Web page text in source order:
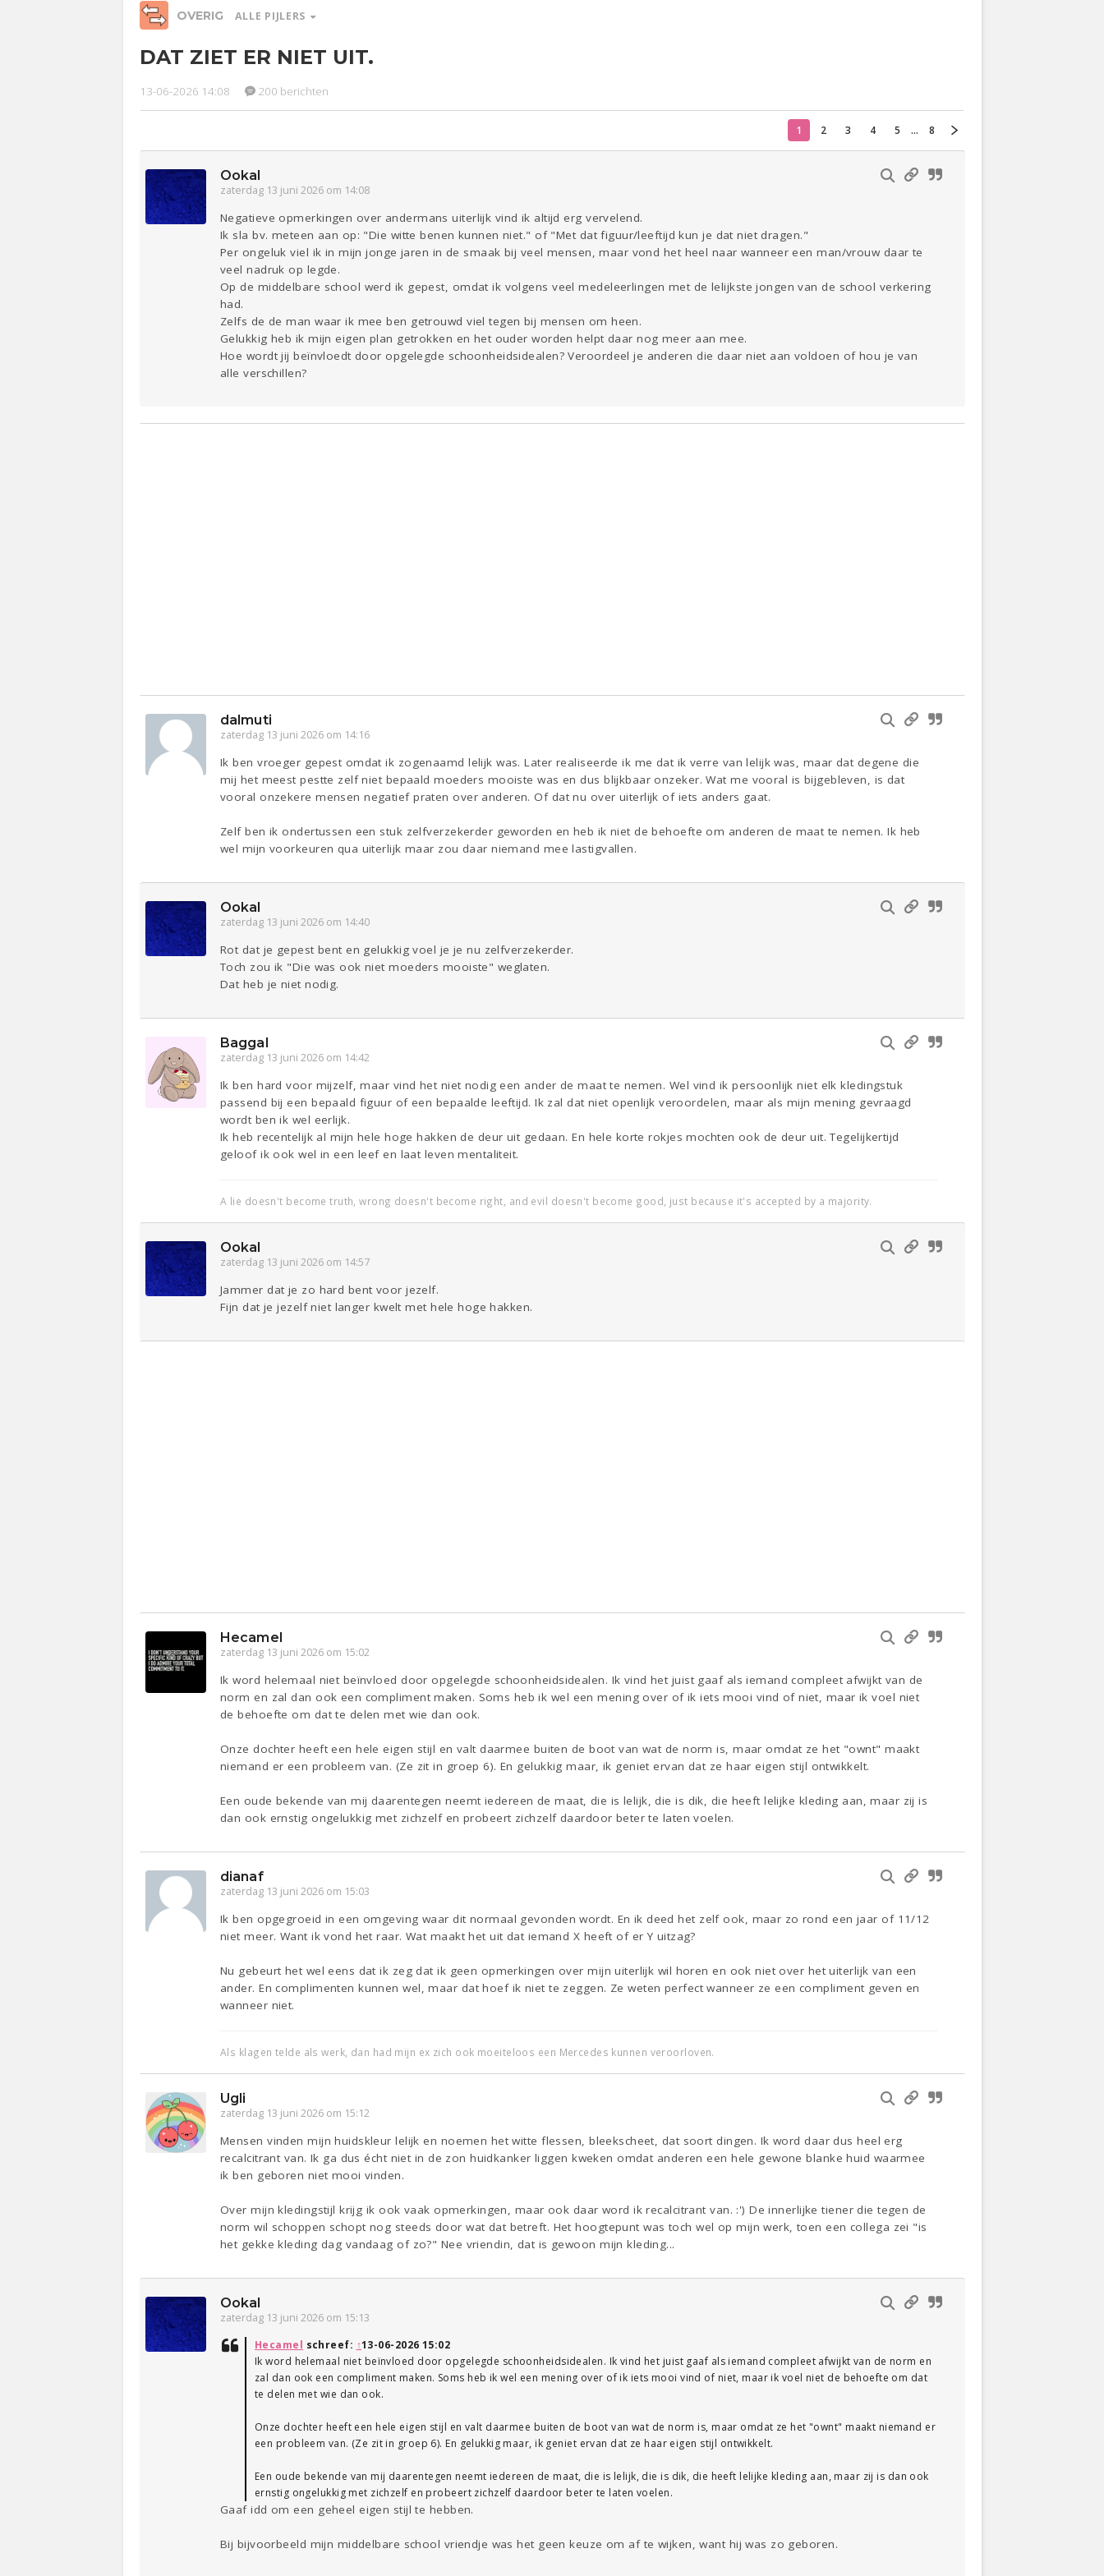
OVERIG ALLE PIJLERS
Beauty
Thuis
Sport
DAT ZIET ER NIET UIT.
13-06-2026 14:08 200 berichten
1 2 3 4 5 ... 8
Ookal
zaterdag 13 juni 2026 om 14:08
Negatieve opmerkingen over andermans uiterlijk vind ik altijd erg vervelend.
Ik sla bv. meteen aan op: "Die witte benen kunnen niet." of "Met dat figuur/leeftijd kun je dat niet dragen."
Per ongeluk viel ik in mijn jonge jaren in de smaak bij veel mensen, maar vond het heel naar wanneer een man/vrouw daar te
veel nadruk op legde.
Op de middelbare school werd ik gepest, omdat ik volgens veel medeleerlingen met de lelijkste jongen van de school verkering
had.
Zelfs de de man waar ik mee ben getrouwd viel tegen bij mensen om heen.
Gelukkig heb ik mijn eigen plan getrokken en het ouder worden helpt daar nog meer aan mee.
Hoe wordt jij beïnvloedt door opgelegde schoonheidsidealen? Veroordeel je anderen die daar niet aan voldoen of hou je van
alle verschillen?
dalmuti
zaterdag 13 juni 2026 om 14:16
Ik ben vroeger gepest omdat ik zogenaamd lelijk was. Later realiseerde ik me dat ik verre van lelijk was, maar dat degene die
mij het meest pestte zelf niet bepaald moeders mooiste was en dus blijkbaar onzeker. Wat me vooral is bijgebleven, is dat
vooral onzekere mensen negatief praten over anderen. Of dat nu over uiterlijk of iets anders gaat.
Zelf ben ik ondertussen een stuk zelfverzekerder geworden en heb ik niet de behoefte om anderen de maat te nemen. Ik heb
wel mijn voorkeuren qua uiterlijk maar zou daar niemand mee lastigvallen.
Ookal
zaterdag 13 juni 2026 om 14:40
Rot dat je gepest bent en gelukkig voel je je nu zelfverzekerder.
Toch zou ik "Die was ook niet moeders mooiste" weglaten.
Dat heb je niet nodig.
Baggal
zaterdag 13 juni 2026 om 14:42
Ik ben hard voor mijzelf, maar vind het niet nodig een ander de maat te nemen. Wel vind ik persoonlijk niet elk kledingstuk
passend bij een bepaald figuur of een bepaalde leeftijd. Ik zal dat niet openlijk veroordelen, maar als mijn mening gevraagd
wordt ben ik wel eerlijk.
Ik heb recentelijk al mijn hele hoge hakken de deur uit gedaan. En hele korte rokjes mochten ook de deur uit. Tegelijkertijd
geloof ik ook wel in een leef en laat leven mentaliteit.
A lie doesn't become truth, wrong doesn't become right, and evil doesn't become good, just because it's accepted by a majority.
Ookal
zaterdag 13 juni 2026 om 14:57
Jammer dat je zo hard bent voor jezelf.
Fijn dat je jezelf niet langer kwelt met hele hoge hakken.
Hecamel
zaterdag 13 juni 2026 om 15:02
Ik word helemaal niet beïnvloed door opgelegde schoonheidsidealen. Ik vind het juist gaaf als iemand compleet afwijkt van de
norm en zal dan ook een compliment maken. Soms heb ik wel een mening over of ik iets mooi vind of niet, maar ik voel niet
de behoefte om dat te delen met wie dan ook.
Onze dochter heeft een hele eigen stijl en valt daarmee buiten de boot van wat de norm is, maar omdat ze het "ownt" maakt
niemand er een probleem van. (Ze zit in groep 6). En gelukkig maar, ik geniet ervan dat ze haar eigen stijl ontwikkelt.
Een oude bekende van mij daarentegen neemt iedereen de maat, die is lelijk, die is dik, die heeft lelijke kleding aan, maar zij is
dan ook ernstig ongelukkig met zichzelf en probeert zichzelf daardoor beter te laten voelen.
dianaf
zaterdag 13 juni 2026 om 15:03
Ik ben opgegroeid in een omgeving waar dit normaal gevonden wordt. En ik deed het zelf ook, maar zo rond een jaar of 11/12
niet meer. Want ik vond het raar. Wat maakt het uit dat iemand X heeft of er Y uitzag?
Nu gebeurt het wel eens dat ik zeg dat ik geen opmerkingen over mijn uiterlijk wil horen en ook niet over het uiterlijk van een
ander. En complimenten kunnen wel, maar dat hoef ik niet te zeggen. Ze weten perfect wanneer ze een compliment geven en
wanneer niet.
Als klagen telde als werk, dan had mijn ex zich ook moeiteloos een Mercedes kunnen veroorloven.
Ugli
zaterdag 13 juni 2026 om 15:12
Mensen vinden mijn huidskleur lelijk en noemen het witte flessen, bleekscheet, dat soort dingen. Ik word daar dus heel erg
recalcitrant van. Ik ga dus écht niet in de zon huidkanker liggen kweken omdat anderen een hele gewone blanke huid waarmee
ik ben geboren niet mooi vinden.
Over mijn kledingstijl krijg ik ook vaak opmerkingen, maar ook daar word ik recalcitrant van. :') De innerlijke tiener die tegen de
norm wil schoppen schopt nog steeds door wat dat betreft. Het hoogtepunt was toch wel op mijn werk, toen een collega zei "is
het gekke kleding dag vandaag of zo?" Nee vriendin, dat is gewoon mijn kleding...
Ookal
zaterdag 13 juni 2026 om 15:13
Hecamel schreef: ↑13-06-2026 15:02
Ik word helemaal niet beïnvloed door opgelegde schoonheidsidealen. Ik vind het juist gaaf als iemand compleet afwijkt van de norm en
zal dan ook een compliment maken. Soms heb ik wel een mening over of ik iets mooi vind of niet, maar ik voel niet de behoefte om dat
te delen met wie dan ook.
Onze dochter heeft een hele eigen stijl en valt daarmee buiten de boot van wat de norm is, maar omdat ze het "ownt" maakt niemand er
een probleem van. (Ze zit in groep 6). En gelukkig maar, ik geniet ervan dat ze haar eigen stijl ontwikkelt.
Een oude bekende van mij daarentegen neemt iedereen de maat, die is lelijk, die is dik, die heeft lelijke kleding aan, maar zij is dan ook
ernstig ongelukkig met zichzelf en probeert zichzelf daardoor beter te laten voelen.
Gaaf idd om een geheel eigen stijl te hebben.
Bij bijvoorbeeld mijn middelbare school vriendje was het geen keuze om af te wijken, want hij was zo geboren.